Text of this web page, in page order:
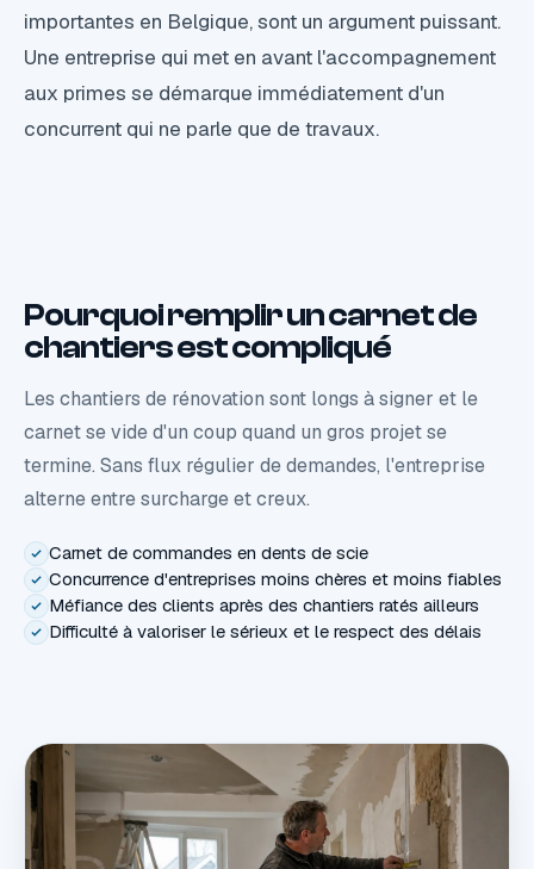
importantes en Belgique, sont un argument puissant.
Une entreprise qui met en avant l'accompagnement
aux primes se démarque immédiatement d'un
concurrent qui ne parle que de travaux.
Pourquoi remplir un carnet de
chantiers est compliqué
Les chantiers de rénovation sont longs à signer et le
carnet se vide d'un coup quand un gros projet se
termine. Sans flux régulier de demandes, l'entreprise
alterne entre surcharge et creux.
Carnet de commandes en dents de scie
Concurrence d'entreprises moins chères et moins fiables
Méfiance des clients après des chantiers ratés ailleurs
Difficulté à valoriser le sérieux et le respect des délais